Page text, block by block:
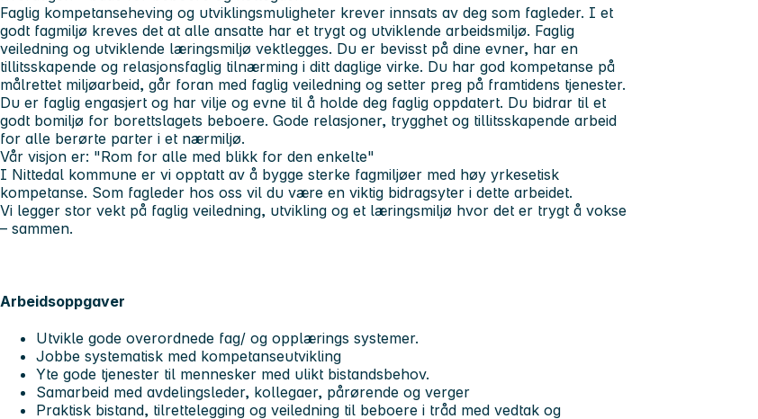
Faglig kompetanseheving og utviklingsmuligheter krever innsats av deg som fagleder. I et
godt fagmiljø kreves det at alle ansatte har et trygt og utviklende arbeidsmiljø. Faglig
veiledning og utviklende læringsmiljø vektlegges. Du er bevisst på dine evner, har en
tillitsskapende og relasjonsfaglig tilnærming i ditt daglige virke. Du har god kompetanse på
målrettet miljøarbeid, går foran med faglig veiledning og setter preg på framtidens tjenester.
Du er faglig engasjert og har vilje og evne til å holde deg faglig oppdatert. Du bidrar til et
godt bomiljø for borettslagets beboere. Gode relasjoner, trygghet og tillitsskapende arbeid
for alle berørte parter i et nærmiljø.
Vår visjon er: "Rom for alle med blikk for den enkelte"
I Nittedal kommune er vi opptatt av å bygge sterke fagmiljøer med høy yrkesetisk
kompetanse. Som fagleder hos oss vil du være en viktig bidragsyter i dette arbeidet.
Vi legger stor vekt på faglig veiledning, utvikling og et læringsmiljø hvor det er trygt å vokse
– sammen.
Arbeidsoppgaver
Utvikle gode overordnede fag/ og opplærings systemer.
Jobbe systematisk med kompetanseutvikling
Yte gode tjenester til mennesker med ulikt bistandsbehov.
Samarbeid med avdelingsleder, kollegaer, pårørende og verger
Praktisk bistand, tilrettelegging og veiledning til beboere i tråd med vedtak og